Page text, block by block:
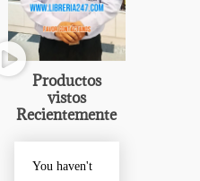
Productos
vistos
Recientemente
You haven't